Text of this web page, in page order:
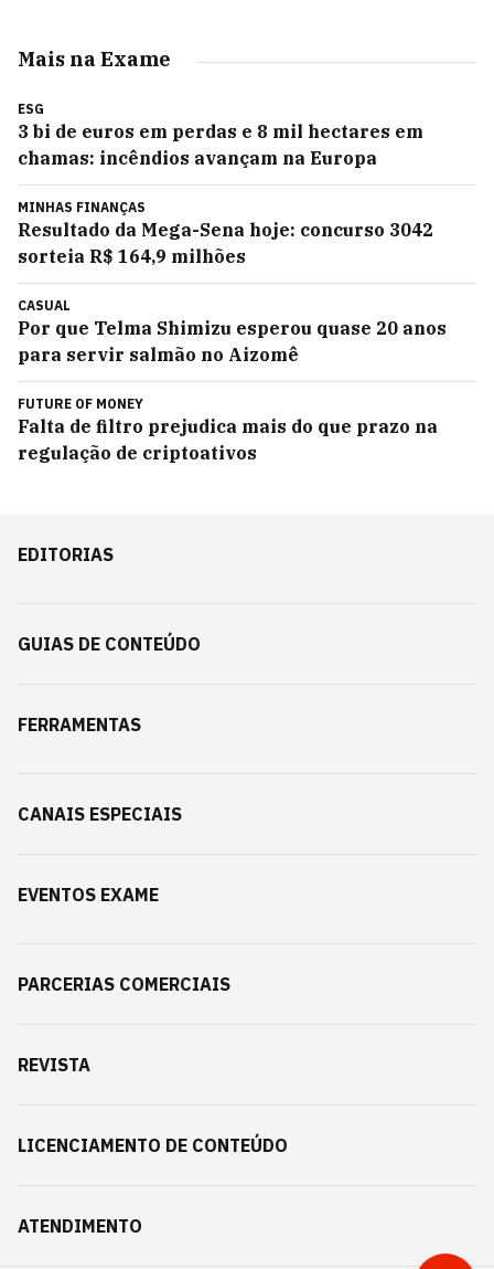
Mais na Exame
ESG
3 bi de euros em perdas e 8 mil hectares em
chamas: incêndios avançam na Europa
MINHAS FINANÇAS
Resultado da Mega-Sena hoje: concurso 3042
sorteia R$ 164,9 milhões
CASUAL
Por que Telma Shimizu esperou quase 20 anos
para servir salmão no Aizomê
FUTURE OF MONEY
Falta de filtro prejudica mais do que prazo na
regulação de criptoativos
EDITORIAS
GUIAS DE CONTEÚDO
FERRAMENTAS
CANAIS ESPECIAIS
EVENTOS EXAME
PARCERIAS COMERCIAIS
REVISTA
LICENCIAMENTO DE CONTEÚDO
ATENDIMENTO